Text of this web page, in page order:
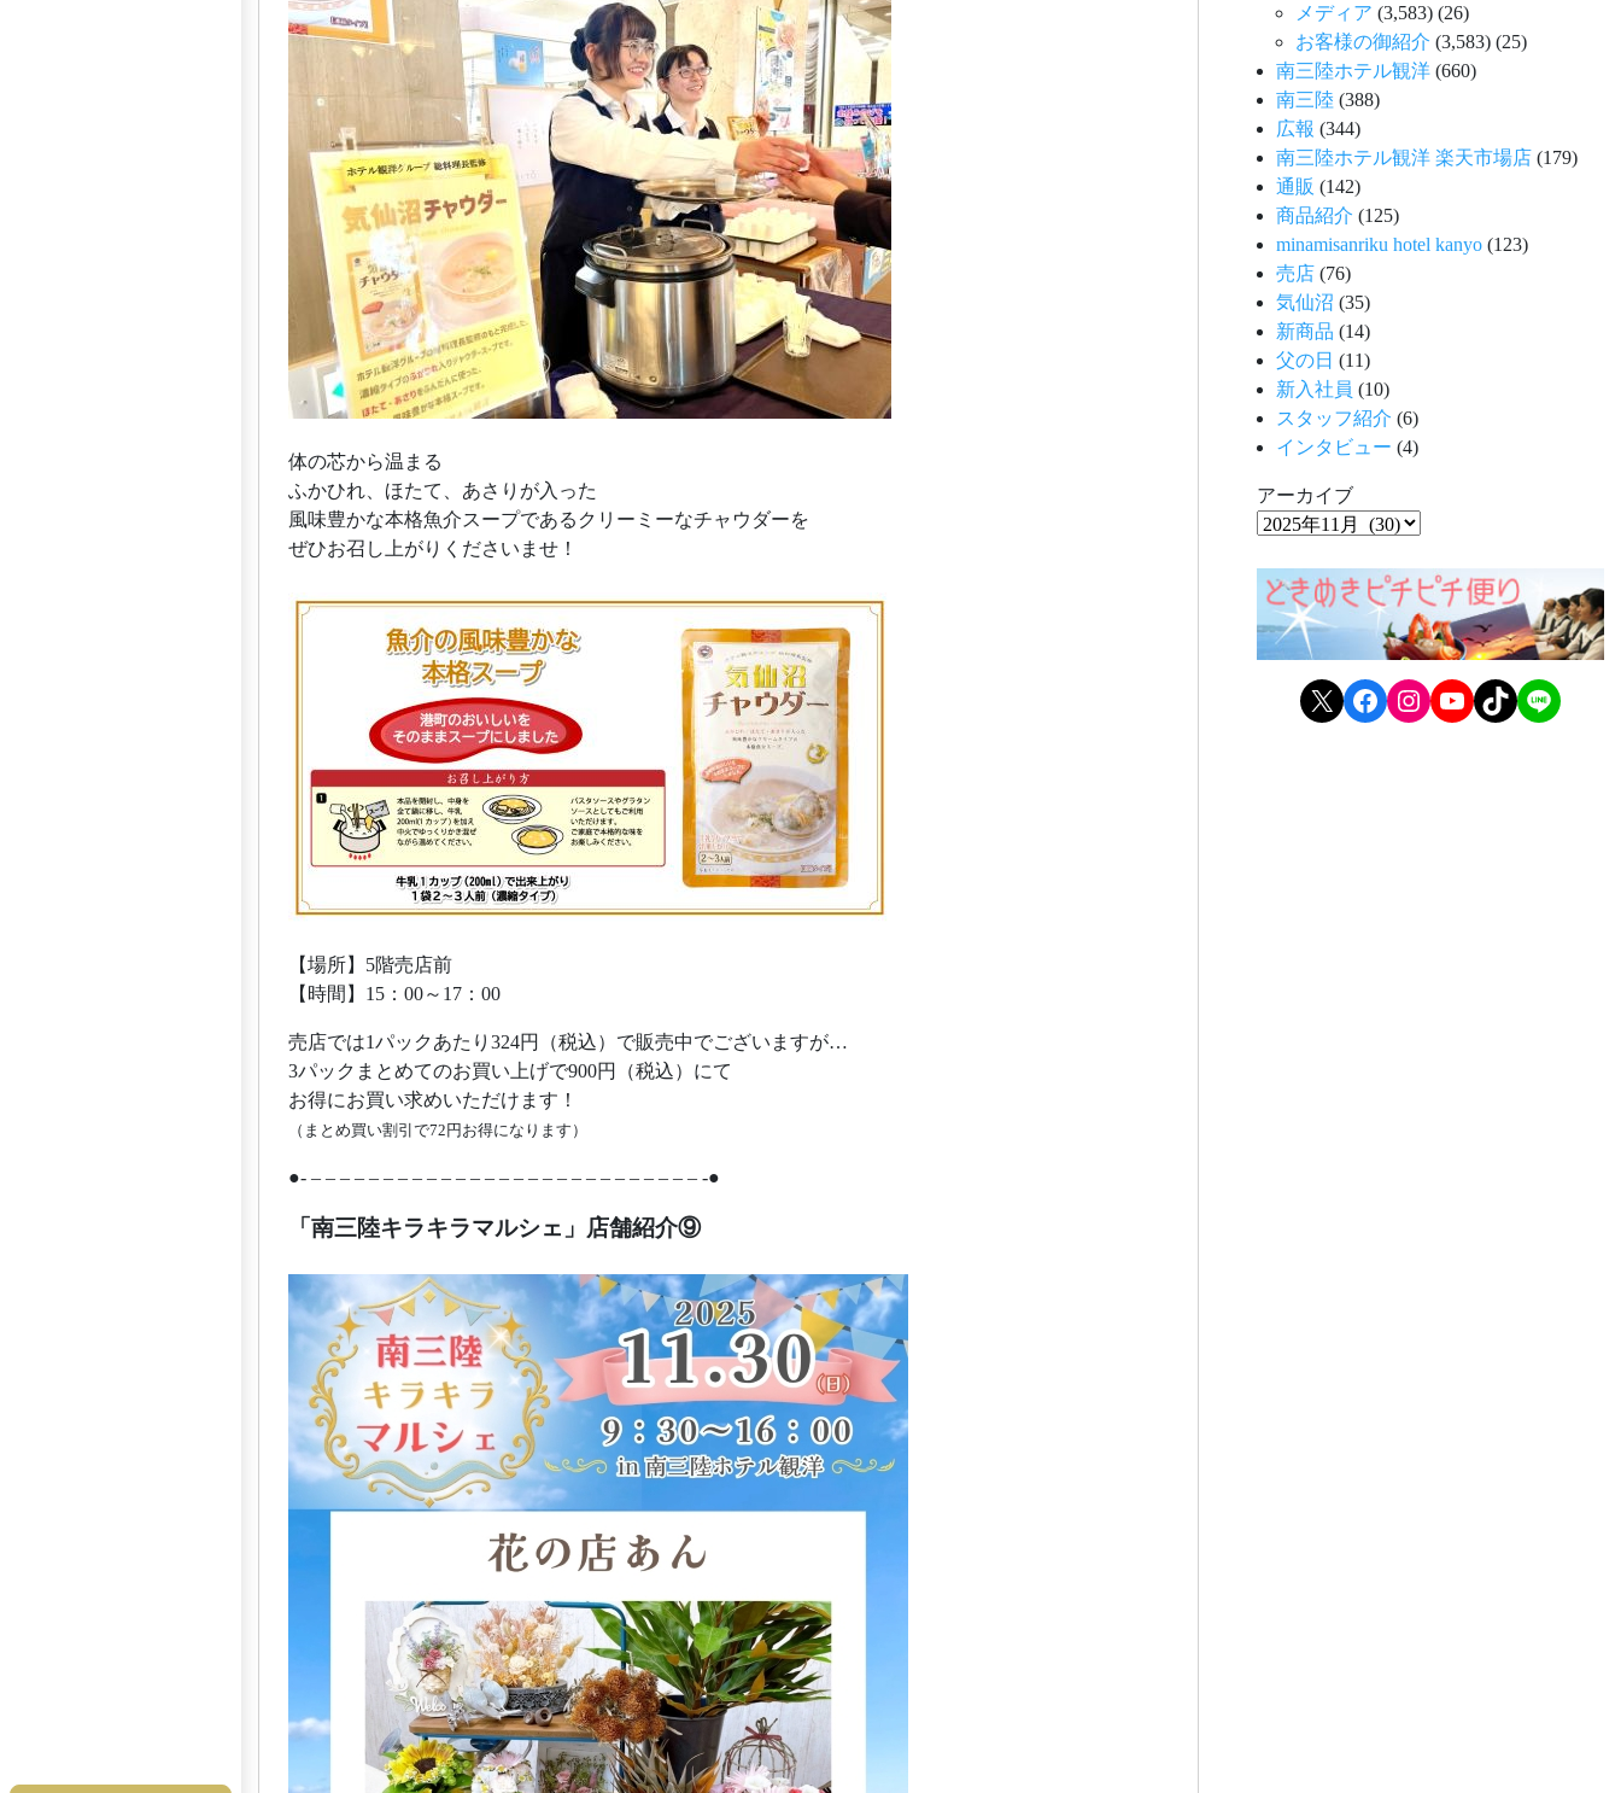
体の芯から温まる
ふかひれ、ほたて、あさりが入った
風味豊かな本格魚介スープであるクリーミーなチャウダーを
ぜひお召し上がりくださいませ！
【場所】5階売店前
【時間】15：00～17：00
売店では1パックあたり324円（税込）で販売中でございますが…
3パックまとめてのお買い上げで900円（税込）にて
お得にお買い求めいただけます！
（まとめ買い割引で72円お得になります）
●- – – – – – – – – – – – – – – – – – – – – – – – – – – – -●
「南三陸キラキラマルシェ」店舗紹介⑨
メディア (3,583) (26)
お客様の御紹介 (3,583) (25)
南三陸ホテル観洋 (660)
南三陸 (388)
広報 (344)
南三陸ホテル観洋 楽天市場店 (179)
通販 (142)
商品紹介 (125)
minamisanriku hotel kanyo (123)
売店 (76)
気仙沼 (35)
新商品 (14)
父の日 (11)
新入社員 (10)
スタッフ紹介 (6)
インタビュー (4)
アーカイブ
X Facebook Instagram YouTube TikTok LINE